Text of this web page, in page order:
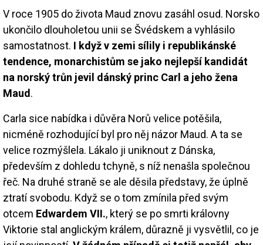
V roce 1905 do života Maud znovu zasáhl osud. Norsko
ukončilo dlouholetou unii se Švédskem a vyhlásilo
samostatnost. I když v zemi sílily i republikánské
tendence, monarchistům se jako nejlepší kandidát
na norský trůn jevil dánský princ Carl a jeho žena
Maud.
Carla sice nabídka i důvěra Norů velice potěšila,
nicméně rozhodující byl pro něj názor Maud. A ta se
velice rozmýšlela. Lákalo ji uniknout z Dánska,
především z dohledu tchyně, s níž nenašla společnou
řeč. Na druhé straně se ale děsila představy, že úplně
ztratí svobodu. Když se o tom zmínila před svým
otcem Edwardem VII., který se po smrti královny
Viktorie stal anglickým králem, důrazně ji vysvětlil, co je